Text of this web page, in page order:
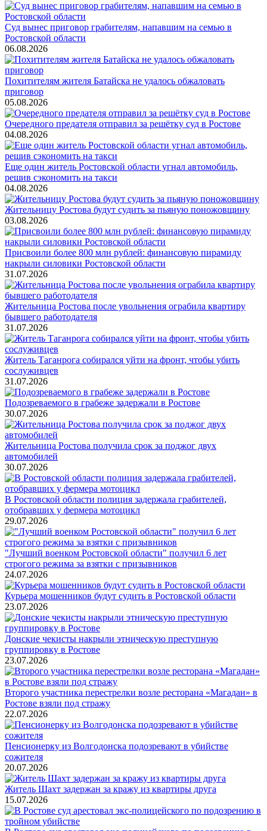
Суд вынес приговор грабителям, напавшим на семью в
Ростовской области
06.08.2026
Похитителям жителя Батайска не удалось обжаловать
приговор
05.08.2026
Очередного предателя отправил за решётку суд в Ростове
04.08.2026
Еще один житель Ростовской области угнал автомобиль,
решив сэкономить на такси
04.08.2026
Жительницу Ростова будут судить за пьяную поножовщину
03.08.2026
Присвоили более 800 млн рублей: финансовую пирамиду
накрыли силовики Ростовской области
31.07.2026
Жительница Ростова после увольнения ограбила квартиру
бывшего работодателя
31.07.2026
Житель Таганрога собирался уйти на фронт, чтобы убить
сослуживцев
31.07.2026
Подозреваемого в грабеже задержали в Ростове
30.07.2026
Жительница Ростова получила срок за поджог двух
автомобилей
30.07.2026
В Ростовской области полиция задержала грабителей,
отобравших у фермера мотоцикл
29.07.2026
"Лучший военком Ростовской области" получил 6 лет
строгого режима за взятки с призывников
24.07.2026
Курьера мошенников будут судить в Ростовской области
23.07.2026
Донские чекисты накрыли этническую преступную
группировку в Ростове
23.07.2026
Второго участника перестрелки возле ресторана «Магадан» в
Ростове взяли под стражу
22.07.2026
Пенсионерку из Волгодонска подозревают в убийстве
сожителя
20.07.2026
Житель Шахт задержан за кражу из квартиры друга
15.07.2026